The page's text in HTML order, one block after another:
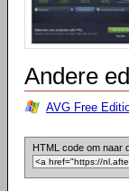
Andere
AVG Free
HTML code om naar